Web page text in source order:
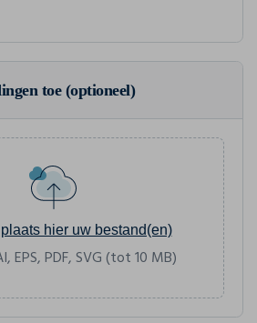
toe (optioneel)
hier uw bestand(en)
EPS, PDF, SVG (tot 10 MB)